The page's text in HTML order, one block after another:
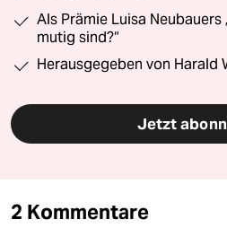
Als Prämie Luisa Neubauers
mutig sind?“
Herausgegeben von Harald
Jetzt
2 Kommentare